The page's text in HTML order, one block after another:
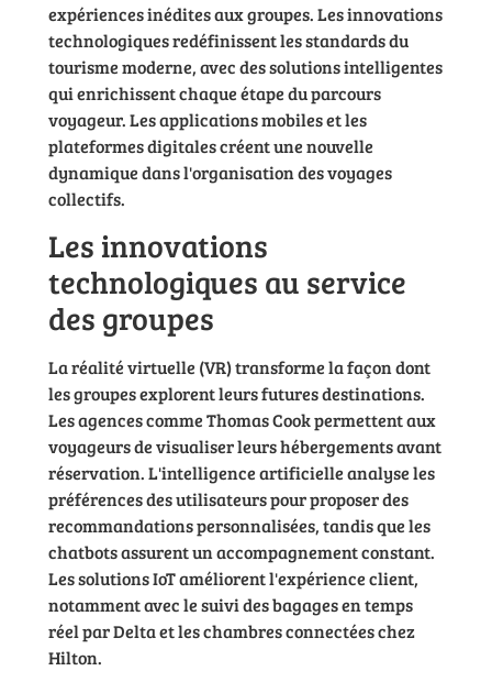
expériences inédites aux groupes. Les innovations
technologiques redéfinissent les standards du
tourisme moderne, avec des solutions intelligentes
qui enrichissent chaque étape du parcours
voyageur. Les applications mobiles et les
plateformes digitales créent une nouvelle
dynamique dans l'organisation des voyages
collectifs.
Les innovations
technologiques au service
des groupes
La réalité virtuelle (VR) transforme la façon dont
les groupes explorent leurs futures destinations.
Les agences comme Thomas Cook permettent aux
voyageurs de visualiser leurs hébergements avant
réservation. L'intelligence artificielle analyse les
préférences des utilisateurs pour proposer des
recommandations personnalisées, tandis que les
chatbots assurent un accompagnement constant.
Les solutions IoT améliorent l'expérience client,
notamment avec le suivi des bagages en temps
réel par Delta et les chambres connectées chez
Hilton.